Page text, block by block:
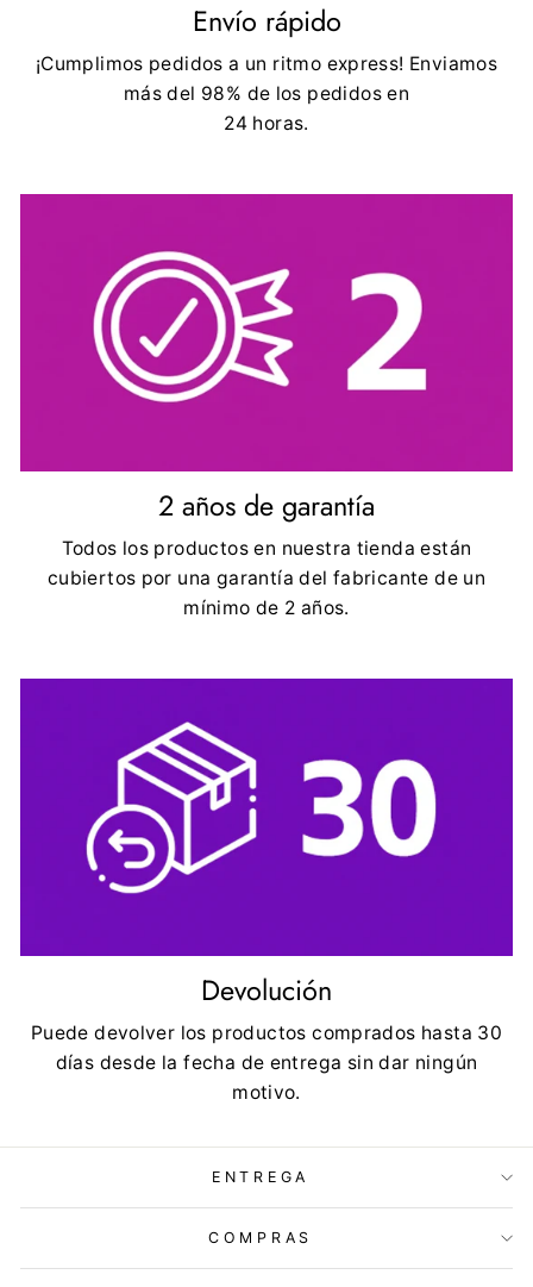
Envío rápido
¡Cumplimos pedidos a un ritmo express! Enviamos
más del 98% de los pedidos en
24 horas.
2 años de garantía
Todos los productos en nuestra tienda están
cubiertos por una garantía del fabricante de un
mínimo de 2 años.
Devolución
Puede devolver los productos comprados hasta 30
días desde la fecha de entrega sin dar ningún
motivo.
ENTREGA
COMPRAS